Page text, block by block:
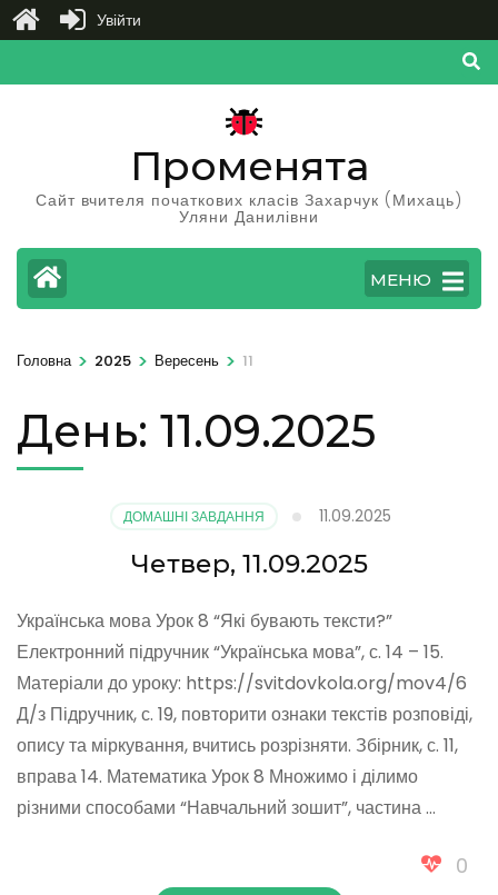
до
Променята
Сайт вчителя початкових класів Захарчук (Михаць)
Уляни Данилівни
МЕНЮ
Головна > 2025 > Вересень > 11
День: 11.09.2025
ДОМАШНІ ЗАВДАННЯ 11.09.2025
Четвер, 11.09.2025
Українська мова Урок 8 “Які бувають тексти?”
Електронний підручник “Українська мова”, с. 14 – 15.
Матеріали до уроку: https://svitdovkola.org/mov4/6
Д/з Підручник, с. 19, повторити ознаки текстів розповіді,
опису та міркування, вчитись розрізняти. Збірник, с. 11,
вправа 14. Математика Урок 8 Множимо і ділимо
різними способами “Навчальний зошит”, частина …
0
Увійти